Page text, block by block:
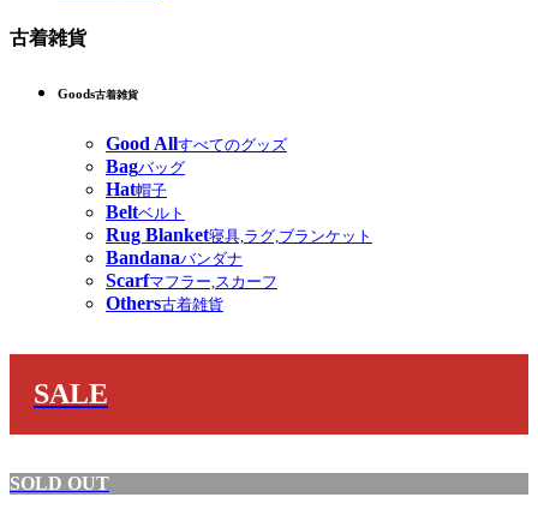
古着雑貨
Goods古着雑貨
Good Allすべてのグッズ
Bagバッグ
Hat帽子
Beltベルト
Rug Blanket寝具,ラグ,ブランケット
Bandanaバンダナ
Scarfマフラー,スカーフ
Others古着雑貨
SALE
SOLD OUT